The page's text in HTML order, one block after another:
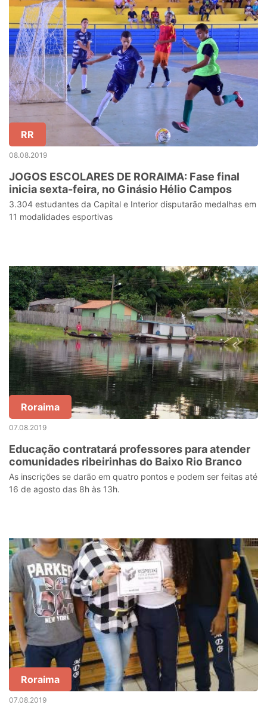
RR
08.08.2019
JOGOS ESCOLARES DE RORAIMA: Fase final
inicia sexta-feira, no Ginásio Hélio Campos
3.304 estudantes da Capital e Interior disputarão medalhas em
11 modalidades esportivas
Roraima
07.08.2019
Educação contratará professores para atender
comunidades ribeirinhas do Baixo Rio Branco
As inscrições se darão em quatro pontos e podem ser feitas até
16 de agosto das 8h às 13h.
Roraima
07.08.2019